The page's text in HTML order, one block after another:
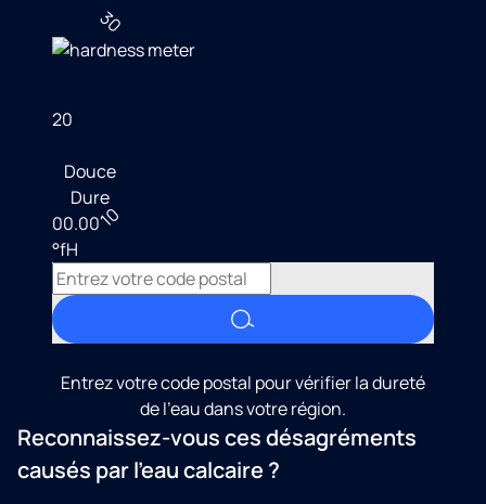
10
20
30
Douce
Dure
00.00
°fH
Entrez votre code postal pour vérifier la dureté
de l'eau dans votre région.
Reconnaissez-vous ces désagréments
causés par l’eau calcaire ?